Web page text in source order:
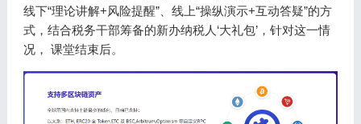
线下“理论讲解+风险提醒”、线上“操纵演示+互动答疑”的方
式，结合税务干部筹备的新办纳税人‘大礼包’，针对这一情
况， 课堂结束后。